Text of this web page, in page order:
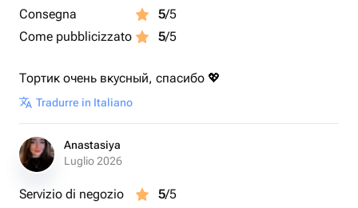
Consegna
5/5
Come pubblicizzato
5/5
Тортик очень вкусный, спасибо 💖
Tradurre in Italiano
Anastasiya
Luglio 2026
Servizio di negozio 5/5